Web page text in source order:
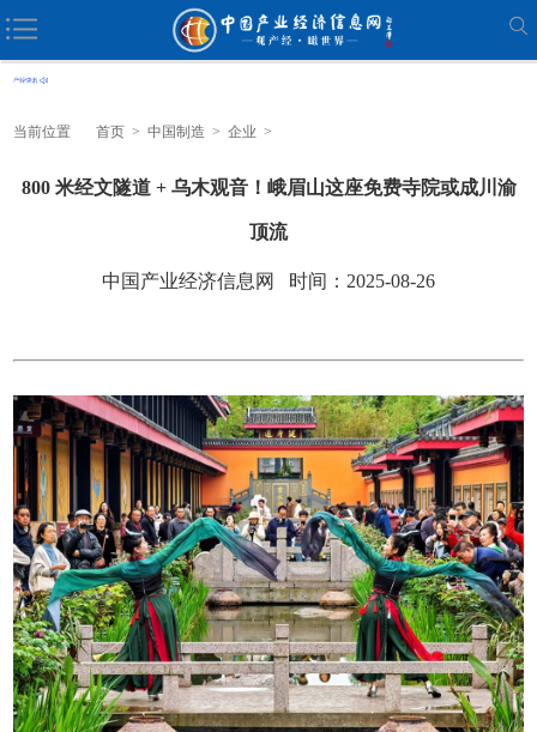
当前位置 首页 > 中国制造 > 企业 >
800 米经文隧道 + 乌木观音！峨眉山这座免费寺院或成川渝
顶流
中国产业经济信息网 时间：2025-08-26